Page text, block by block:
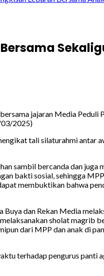
jajaran Media
03/2025)
tali silaturahmi antar
sambil bercanda dan
bakti sosial, sehingga
membuktikan bahwa
dan Rekan Media
sholat
dari MPP dan anak di
terhadap pengurus